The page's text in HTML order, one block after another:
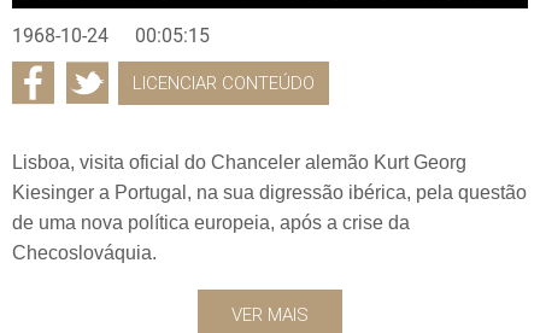
1968-10-24 00:05:15
LICENCIAR CONTEÚDO
Lisboa, visita oficial do Chanceler alemão Kurt Georg
Kiesinger a Portugal, na sua digressão ibérica, pela questão
de uma nova política europeia, após a crise da
Checoslováquia.
VER MAIS